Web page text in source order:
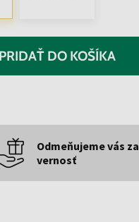
PRIDAŤ DO KOŠÍKA
Odmeňujeme vás za
vernosť